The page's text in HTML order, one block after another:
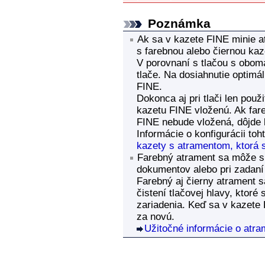
Poznámka
Ak sa v kazete FINE minie
s farebnou alebo čiernou
V porovnaní s tlačou s
tlače. Na dosiahnutie
FINE.
Dokonca aj pri tlači len
kazetu FINE vloženú. Ak
FINE nebude vložená,
Informácie o konfigurácii
kazety s atramentom, ktorá
Farebný atrament sa môže
dokumentov alebo pri
Farebný aj čierny atrament
čistení tlačovej hlavy, ktoré
zariadenia. Keď sa v kazete
za novú.
Užitočné informácie o